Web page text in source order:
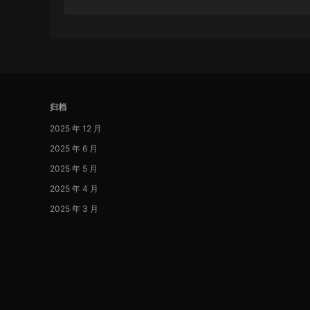
归档
2025 年 12 月
2025 年 6 月
2025 年 5 月
2025 年 4 月
2025 年 3 月